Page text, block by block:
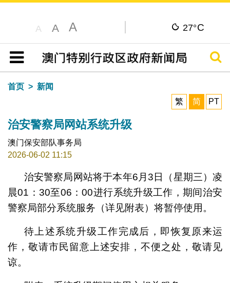
A A A 27°C
目录
搜寻
首页
新闻
繁
简 PT
治安警察局网站系统升级
澳门保安部队事务局
2026-06-02 11:15
治安警察局网站将于本年6月3日（星期三）凌
晨01：30至06：00进行系统升级工作，期间治安
警察局部分系统服务（详见附表）将暂停使用。
待上述系统升级工作完成后，即恢复原来运
作，敬请市民留意上述安排，不便之处，敬请见
谅。